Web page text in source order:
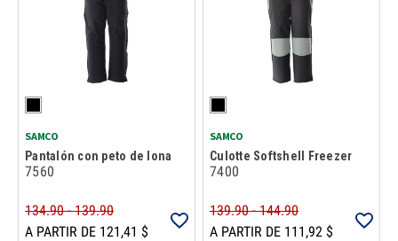
SAMCO
Pantalón con peto de lona
7560
134.90 - 139.90
A PARTIR DE 121,41 $
SAMCO
Culotte Softshell Freezer
7400
139.90 - 144.90
A PARTIR DE 111,92 $